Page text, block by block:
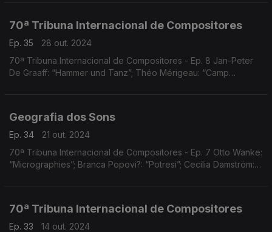
70ª Tribuna Internacional de Compositores
Ep. 35
28 out. 2024
70ª Tribuna Internacional de Compositores - Ep. 8 Jan-Peter
De Graaff: “Hammer und Tanz”; Théo Mérigeau: “Camp
Geografia dos Sons
Ep. 34
21 out. 2024
70ª Tribuna Internacional de Compositores - Ep. 7 Otto Wanke:
“Micrographies”; Branca Popovi?: “Potresi”; Cecilia Damström:
70ª Tribuna Internacional de Compositores
Ep. 33
14 out. 2024